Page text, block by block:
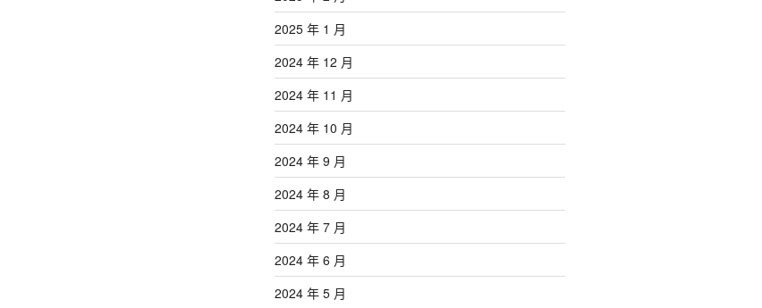
2025 年 1 月
2024 年 12 月
2024 年 11 月
2024 年 10 月
2024 年 9 月
2024 年 8 月
2024 年 7 月
2024 年 6 月
2024 年 5 月